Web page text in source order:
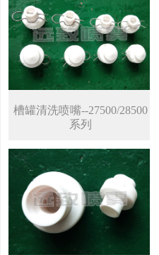
槽罐清洗喷嘴--27500/28500
系列